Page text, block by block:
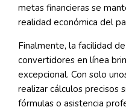
metas financieras se
realidad económica del
Finalmente, la facilidad
convertidores en línea
excepcional. Con solo
realizar cálculos precisos
fórmulas o asistencia